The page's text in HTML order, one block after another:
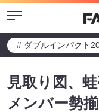
Menu
# ダブルインパクト
見取り図、
メンバー勢